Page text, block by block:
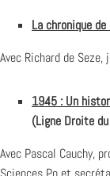
La chronique
Avec Richard de
1945 : Un
(Ligne Droite
Avec Pascal Cauchy,